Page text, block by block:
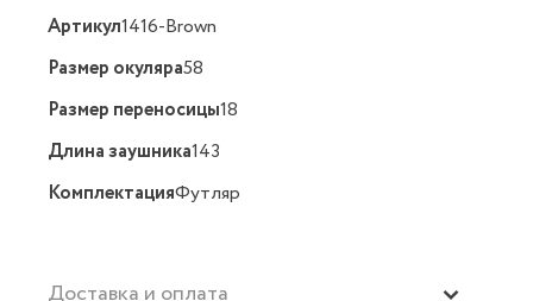
Артикул1416-Brown
Размер окуляра58
Размер переносицы18
Длина заушника143
КомплектацияФутляр
Доставка и оплата